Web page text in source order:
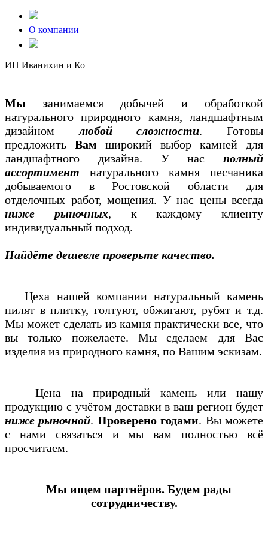
О компании
ИП Иванихин и Ко
Мы занимаемся добычей и обработкой
натурального природного камня, ландшафтным
дизайномлюбой сложности. Готовы
предложить Вам широкий выбор камней для
ландшафтного дизайна. У нас полный
ассортимент натурального камня песчаника
добываемого в Ростовской области для
отделочных работ, мощения. У нас цены всегда
ниже рыночных, к каждому клиенту
индивидуальный подход.
Найдёте дешевле проверьте качество.
Цеха нашей компании натуральный камень
пилят в плитку, голтуют, обжигают, рубят и т.д.
Мы может сделать из камня практически все, что
вы только пожелаете. Мы сделаем для Вас
изделия из природного камня, по Вашим эскизам.
Цена на природный камень или нашу
продукцию с учётом доставки в ваш регион будет
ниже рыночной. Проверено годами. Вы можете
с нами связаться и мы вам полностью всё
просчитаем.
Мы ищем партнёров. Будем рады
сотрудничеству.